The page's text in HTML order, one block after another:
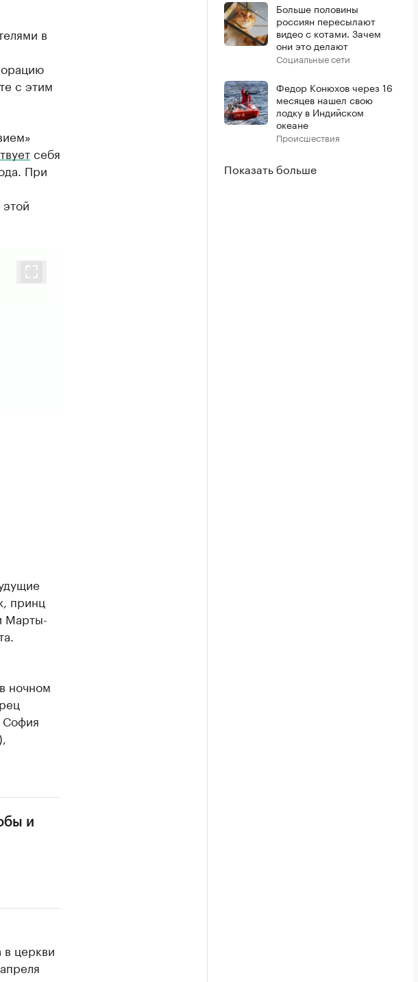
в
с этим
себя
При
принц
Марты-
ночном
София
и
церкви
Больше половины
россиян пересылают
видео с котами. Зачем
они это делают
Социальные сети
Федор Конюхов через 16
месяцев нашел свою
лодку в Индийском
океане
Происшествия
Показать больше